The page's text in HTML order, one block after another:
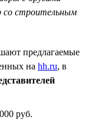
со строительным
предлагаемые
на hh.ru, в
руб.